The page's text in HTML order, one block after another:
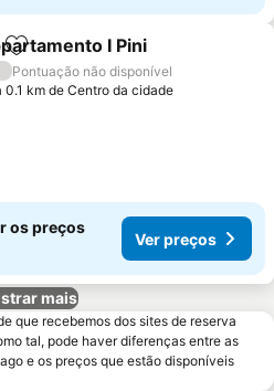
Adicionar aos favoritos
I Pini
Pontuação não disponível
0.1 km de Centro da cidade
os preços
Ver preços
mais
que recebemos dos sites de reserva
tal, pode haver diferenças entre as
e os preços que estão disponíveis